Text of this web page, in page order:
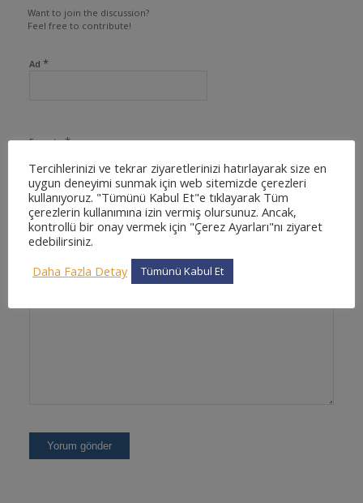
Want to join the discussion?
Feel free to contribute!
Ad *
E-posta*
İnternet sitesi
Tercihlerinizi ve tekrar ziyaretlerinizi hatırlayarak size en
uygun deneyimi sunmak için web sitemizde çerezleri
kullanıyoruz. "Tümünü Kabul Et"e tıklayarak Tüm
çerezlerin kullanımına izin vermiş olursunuz. Ancak,
kontrollü bir onay vermek için "Çerez Ayarları"nı ziyaret
edebilirsiniz.
Daha Fazla Detay
Tümünü Kabul Et